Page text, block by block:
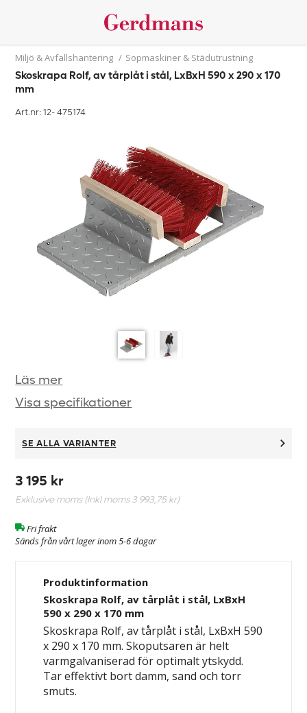
Miljö & Avfallshantering / Sopmaskiner & Städutrustning
Skoskrapa Rolf, av tårplåt i stål, LxBxH 590 x 290 x 170
mm
Art.nr: 12-475174
Läs mer
Visa specifikationer
SE ALLA VARIANTER
3 195 kr
Exklusive moms (Inkl moms3 993,75 kr)
Fri frakt
Sänds från vårt lager inom 5-6 dagar
Produktinformation
Skoskrapa Rolf, av tårplåt i stål, LxBxH
590 x 290 x 170 mm
Skoskrapa Rolf, av tårplåt i stål, LxBxH 590
x 290 x 170 mm. Skoputsaren är helt
varmgalvaniserad för optimalt ytskydd.
Tar effektivt bort damm, sand och torr
smuts.